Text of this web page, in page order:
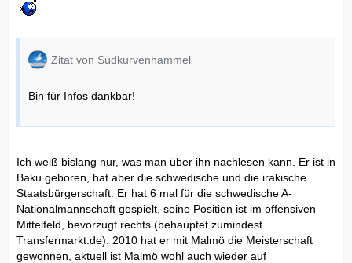
Zitat von Südkurvenhammel
Bin für Infos dankbar!
Ich weiß bislang nur, was man über ihn nachlesen kann. Er ist in
Baku geboren, hat aber die schwedische und die irakische
Staatsbürgerschaft. Er hat 6 mal für die schwedische A-
Nationalmannschaft gespielt, seine Position ist im offensiven
Mittelfeld, bevorzugt rechts (behauptet zumindest
Transfermarkt.de). 2010 hat er mit Malmö die Meisterschaft
gewonnen, aktuell ist Malmö wohl auch wieder auf